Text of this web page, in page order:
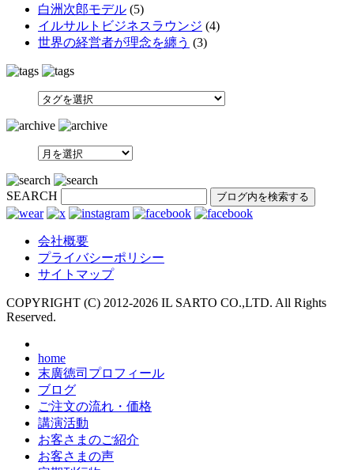
白洲次郎モデル (5)
イルサルトビジネスラウンジ (4)
世界の経営者が理念を纏う (3)
SEARCH
会社概要
プライバシーポリシー
サイトマップ
COPYRIGHT (C) 2012-2026 IL SARTO CO.,LTD. All Rights
Reserved.
home
末廣徳司プロフィール
ブログ
ご注文の流れ・価格
講演活動
お客さまのご紹介
お客さまの声